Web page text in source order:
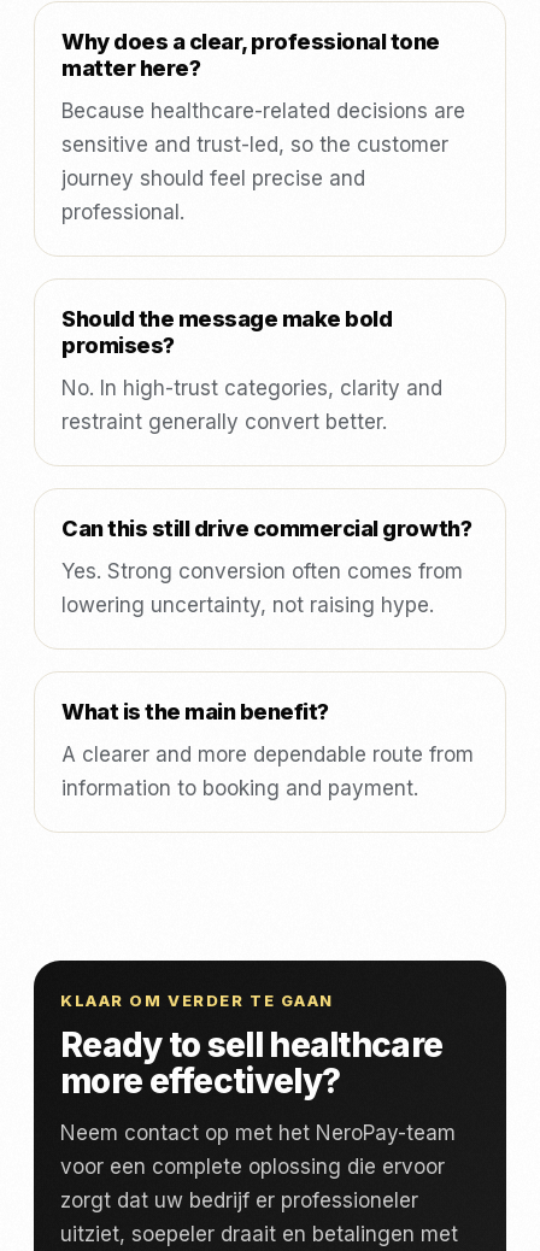
Why does a clear, professional tone
matter here?
Because healthcare-related decisions are
sensitive and trust-led, so the customer
journey should feel precise and
professional.
Should the message make bold
promises?
No. In high-trust categories, clarity and
restraint generally convert better.
Can this still drive commercial growth?
Yes. Strong conversion often comes from
lowering uncertainty, not raising hype.
What is the main benefit?
A clearer and more dependable route from
information to booking and payment.
KLAAR OM VERDER TE GAAN
Ready to sell healthcare
more effectively?
Neem contact op met het NeroPay-team
voor een complete oplossing die ervoor
zorgt dat uw bedrijf er professioneler
uitziet, soepeler draait en betalingen met